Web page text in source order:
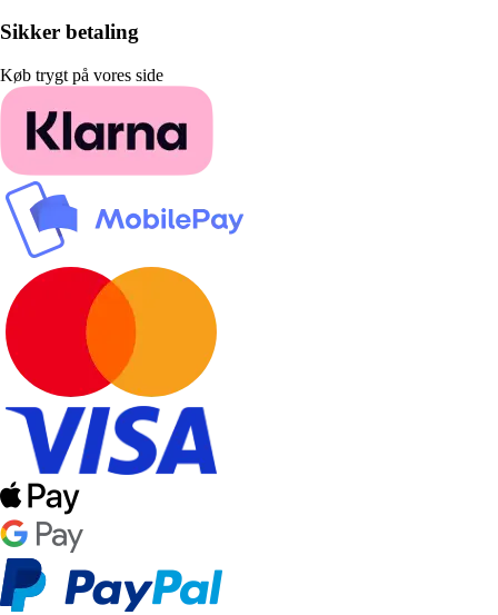
Sikker betaling
Køb trygt på vores side